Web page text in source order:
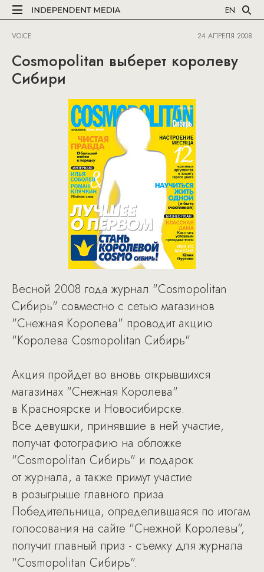
EN
VOICE 24 АПРЕЛЯ 2008
Cosmopolitan выберет королеву
Сибири
Весной 2008 года журнал "Cosmopolitan
Сибирь" совместно с сетью магазинов
"Снежная Королева" проводит акцию
"Королева Cosmopolitan Сибирь".
Акция пройдет во вновь открывшихся
магазинах "Снежная Королева"
в Красноярске и Новосибирске.
Все девушки, принявшие в ней участие,
получат фотографию на обложке
"Cosmopolitan Сибирь" и подарок
от журнала, а также примут участие
в розыгрыше главного приза.
Победительница, определившаяся по итогам
голосования на сайте "Снежной Королевы",
получит главный приз - съемку для журнала
"Cosmopolitan Сибирь".